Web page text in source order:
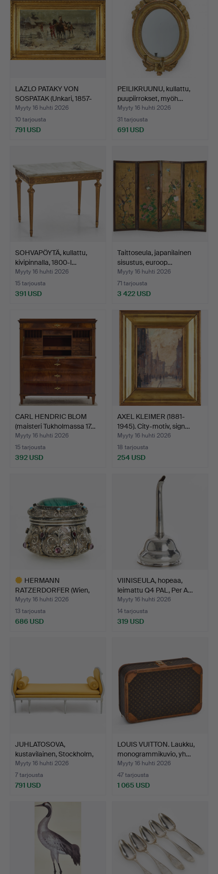
LAZLO PATAKY VON
SOSPATAK (Unkari, 1857-
19…
Myyty 16 huhti 2026
10 tarjousta
791 USD
PEILIKRUUNU, kullattu,
puupiirrokset, myöh…
Myyty 16 huhti 2026
31 tarjousta
691 USD
SOHVAPÖYTÄ, kullattu,
kivipinnalla, 1800-l…
Myyty 16 huhti 2026
15 tarjousta
391 USD
Taittoseula, japanilainen
sisustus, euroop…
Myyty 16 huhti 2026
71 tarjousta
3 422 USD
CARL HENDRIC BLOM
(maisteri Tukholmassa 17…
Myyty 16 huhti 2026
15 tarjousta
392 USD
AXEL KLEIMER (1881-
1945). City-motiv, sign…
Myyty 16 huhti 2026
18 tarjousta
254 USD
HERMANN
RATZERDORFER (Wien,
aktiivinen 184…
Myyty 16 huhti 2026
13 tarjousta
686 USD
VIINISEULA, hopeaa,
leimattu Q4 PAL, Per A…
Myyty 16 huhti 2026
14 tarjousta
319 USD
JUHLATOSOVA,
kustavilainen, Stockholm,
170…
Myyty 16 huhti 2026
7 tarjousta
791 USD
LOUIS VUITTON. Laukku,
monogrammikuvio, yh…
Myyty 16 huhti 2026
47 tarjousta
1 065 USD